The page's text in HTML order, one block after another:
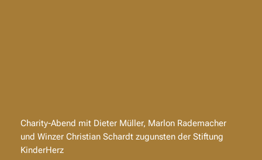
Charity-Abend mit Dieter Müller, Marlon Rademacher
und Winzer Christian Schardt zugunsten der Stiftung
KinderHerz